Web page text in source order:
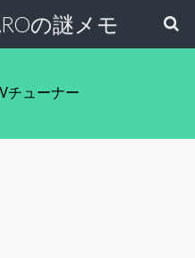
の謎メモ
チューナー